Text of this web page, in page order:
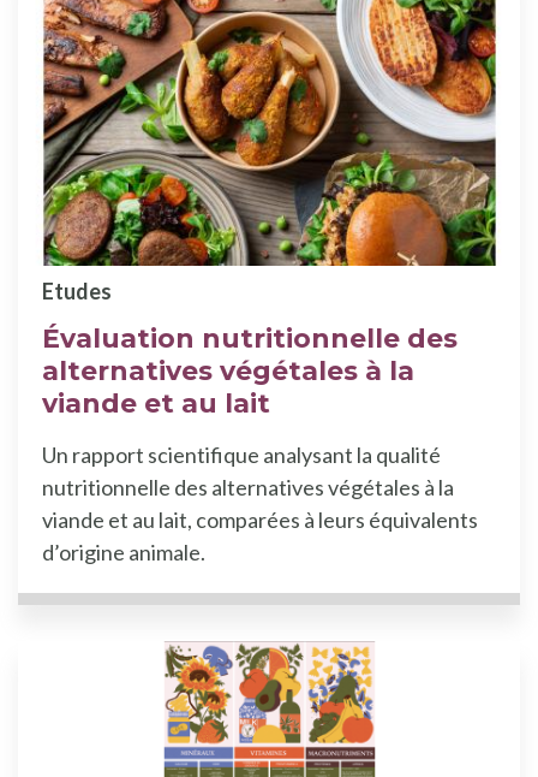
Évaluation nutritionnelle des
alternatives végétales à la
viande et au lait
Etudes
Un rapport scientifique analysant la qualité
nutritionnelle des alternatives végétales à la
viande et au lait, comparées à leurs équivalents
d’origine animale.